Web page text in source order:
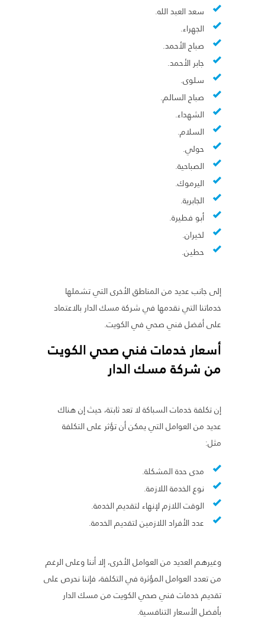
سعد العبد الله.
الجهراء.
صباح الأحمد.
جابر الأحمد.
سلوى.
صباح السالم.
الشهداء.
السلام.
حولي.
الصباحية.
اليرموك.
الجابرية.
أبو فطيرة.
لخيران.
حطين.
إلى جانب عديد من المناطق الأخرى التي تشملها
خدماتنا التي نقدمها في شركة مسك الدار بالاعتماد
على أفضل فني صحي في الكويت.
أسعار خدمات فني صحي الكويت
من شركة مسك الدار
إن تكلفة خدمات السباكة لا تعد ثابتة، حيث إن هناك
عديد من العوامل التي يمكن أن تؤثر على التكلفة
مثل:
مدى حدة المشكلة.
نوع الخدمة اللازمة.
الوقت اللازم لإنهاء لتقديم الخدمة.
عدد الأفراد اللازمين لتقديم الخدمة.
وغيرهم العديد من العوامل الأخرى، إلا أننا وعلى الرغم
من تعدد العوامل المؤثرة في التكلفة، فإننا نحرص على
تقديم خدمات فني صحي الكويت من مسك الدار
بأفضل الأسعار التنافسية.